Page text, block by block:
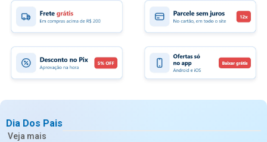
Dia Dos Pais
Veja mais